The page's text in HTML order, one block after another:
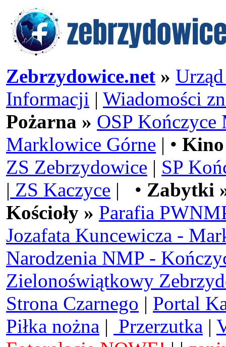
Zebrzydowice.net »
Informacji | Wiadomości
Pożarna » OSP Kończyce
Marklowice Górne | •
ZS Zebrzydowice | SP
| ZS Kaczyce | • Zabytki
Kościoły » Parafia
Jozafata Kuncewicza -
Narodzenia NMP -
Zielonoświątkowy
Strona Czarnego | Portal
Piłka nożna | Przerzutka |